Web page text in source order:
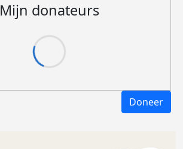
Mijn donateurs
Doneer